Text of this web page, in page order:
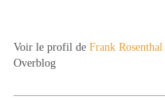
Voir le profil de Frank Rosenthal
Overblog